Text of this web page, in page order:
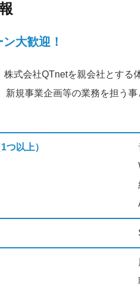
大歓迎！
株式会社QTnetを親会社とする
新規事業企画等の業務を担う
以上）